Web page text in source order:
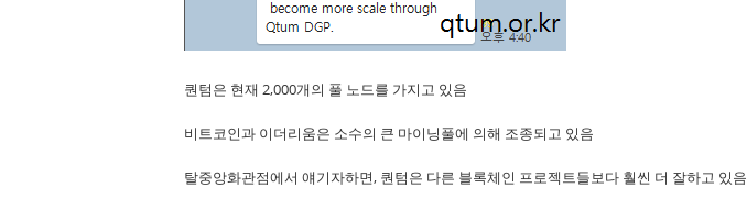
퀀텀은 현재 2,000개의 풀 노드를 가지고 있음
비트코인과 이더리움은 소수의 큰 마이닝풀에 의해 조종되고 있음
탈중앙화관점에서 얘기자하면, 퀀텀은 다른 블록체인 프로젝트들보다 훨씬 더 잘하고 있음